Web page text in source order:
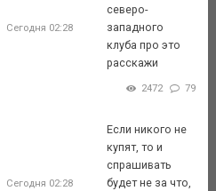
Сегодня 02:28
северо-
западного
клуба про это
расскажи
2472 79
Сегодня 02:28
Если никого не
купят, то и
спрашивать
будет не за что,